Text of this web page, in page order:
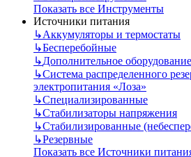
Показать все Инструменты
Источники питания
↳Аккумуляторы и термостаты
↳Бесперебойные
↳Дополнительное оборудование
↳Система распределенного
электропитания «Лоза»
↳Специализированные
↳Стабилизаторы напряжения
↳Стабилизированные
↳Резервные
Показать все Источники